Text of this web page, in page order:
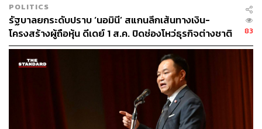
POLITICS
รัฐบาลยกระดับปราบ ‘นอมินี’ สแกนลึกเส้นทางเงิน-
โครงสร้างผู้ถือหุ้น ดีเดย์ 1 ส.ค. ปิดช่องโหว่ธุรกิจต่างชาติ
สวมสิทธิ์
83